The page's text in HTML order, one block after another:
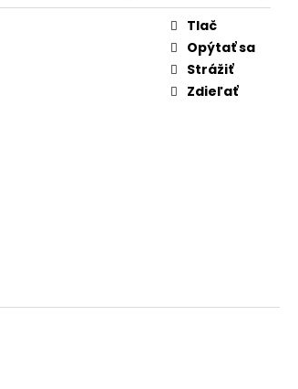
Tlač
Opýtať sa
Strážiť
Zdieľať